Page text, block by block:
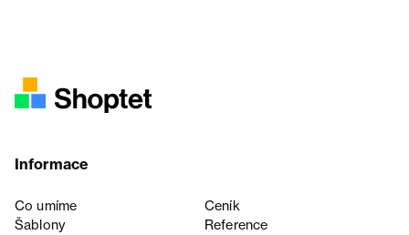
Informace
Co umíme
Ceník
Šablony
Reference